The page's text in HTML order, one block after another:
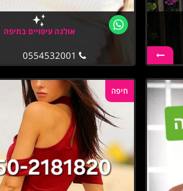
אולגה עיסויים בחיפה
0554532001
חיפה